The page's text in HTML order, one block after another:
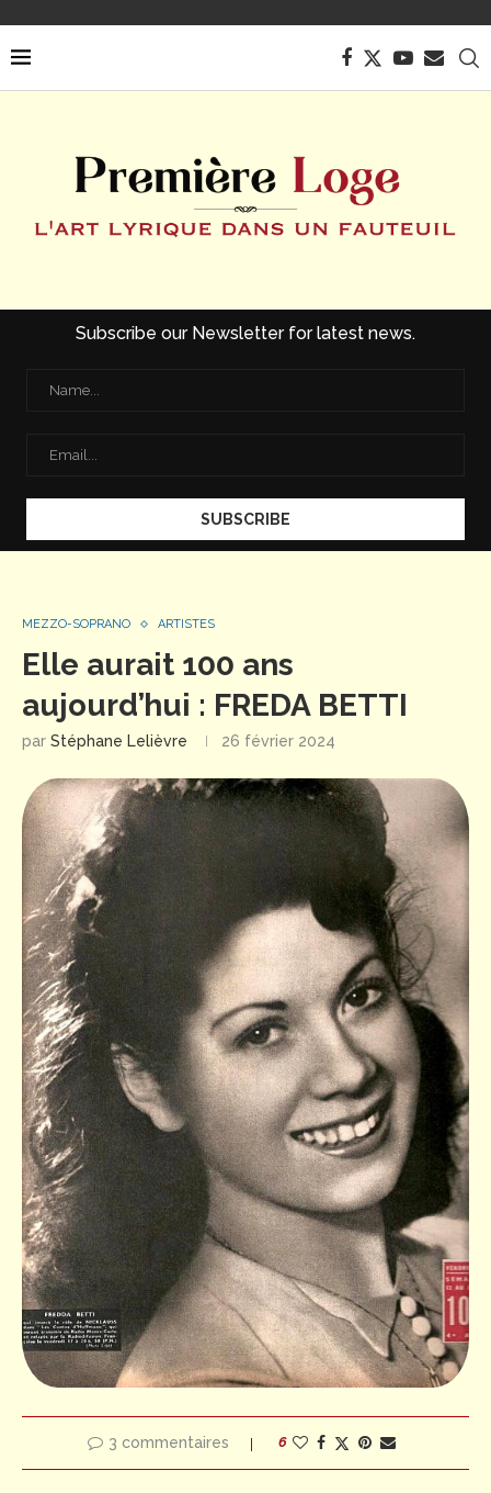
Subscribe our Newsletter for latest news.
MEZZO-SOPRANO ARTISTES
Elle aurait 100 ans
aujourd’hui : FREDA BETTI
par Stéphane Lelièvre 26 février 2024
3 commentaires 6